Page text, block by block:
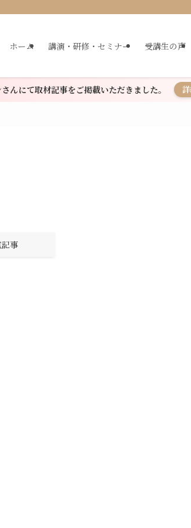
ホーム 講演・研修・セミナー 受講生の声
んにて取材記事をご掲載いただきました。
事